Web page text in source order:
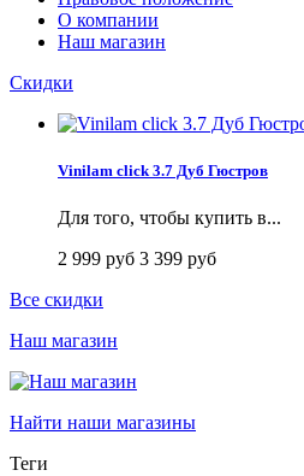
О компании
Наш магазин
Скидки
Vinilam click 3.7 Дуб Гюстров
Для того, чтобы купить в...
2 999 руб 3 399 руб
Все скидки
Наш магазин
Найти наши магазины
Теги